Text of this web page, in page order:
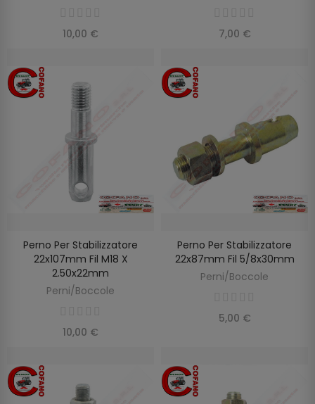
10,00 € 7,00 €
AGGIUNGI AL CARRELLO
Perno Per Stabilizzatore
22x107mm Fil M18 X
2.50x22mm
Perni/Boccole
10,00 €
AGGIUNGI AL CARRELLO
Perno Per Stabilizzatore
22x87mm Fil 5/8x30mm
Perni/Boccole
5,00 €